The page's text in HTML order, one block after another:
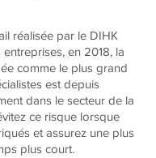
réalisée par le DIHK
en 2018, la
comme le plus grand
est depuis
dans le secteur de la
ce risque lorsque
et assurez une plus
plus court.